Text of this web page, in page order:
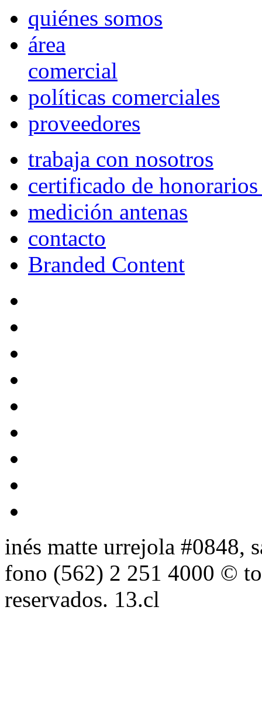
quiénes somos
área
comercial
políticas comerciales
proveedores
trabaja con nosotros
certificado de
medición antenas
contacto
Branded Content
inés matte urrejola #0848,
fono (562) 2 251 4000 ©
reservados. 13.cl